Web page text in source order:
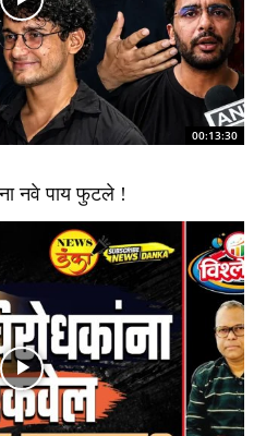
00:13:30
नवे पाय फुटले !